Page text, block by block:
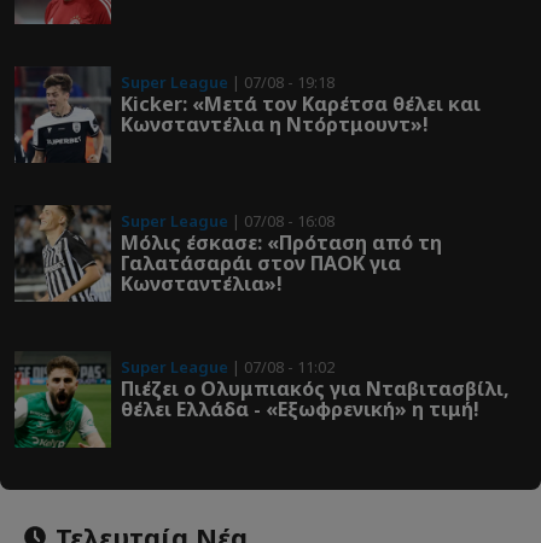
Super League | 07/08 - 19:18
Kicker: «Μετά τον Καρέτσα θέλει και
Κωνσταντέλια η Ντόρτμουντ»!
Super League | 07/08 - 16:08
Μόλις έσκασε: «Πρόταση από τη
Γαλατάσαράι στον ΠΑΟΚ για
Κωνσταντέλια»!
Super League | 07/08 - 11:02
Πιέζει ο Ολυμπιακός για Νταβιτασβίλι,
θέλει Ελλάδα - «Εξωφρενική» η τιμή!